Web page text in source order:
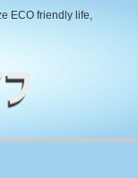
ECO friendly life,